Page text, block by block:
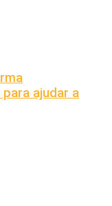
ajudar a